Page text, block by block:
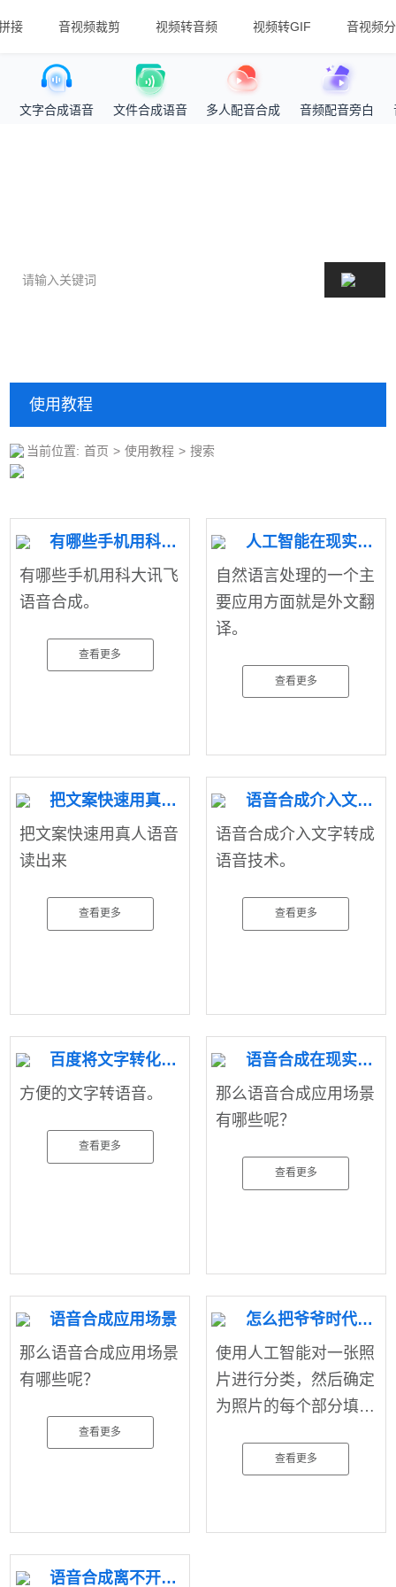
接 音视频裁剪 视频转音频 视频转GIF 音视频
文字合成语音 文件合成语音 多人配音合成 音频配音旁白
使用教程
当前位置: 首页 > 使用教程 > 搜索
有哪些手机用科大讯飞语音合成。
有哪些手机用科大讯飞
语音合成。
查看更多
人工智能在现实生活中有哪些有趣的应用？
自然语言处理的一个主
要应用方面就是外文翻
译。
查看更多
把文案快速用真人语音读出来
把文案快速用真人语音
读出来
查看更多
语音合成介入文字转成语音技术。
语音合成介入文字转成
语音技术。
查看更多
百度将文字转化为语音实例分享源码
方便的文字转语音。
查看更多
语音合成在现实生活中的应用。
那么语音合成应用场景
有哪些呢？
查看更多
语音合成应用场景
那么语音合成应用场景
有哪些呢？
查看更多
怎么把爷爷时代的黑白照上色
使用人工智能​对一张照
片进行分类，然后确定
为照片的每个部分填充
查看更多
语音合成离不开你们的生活。